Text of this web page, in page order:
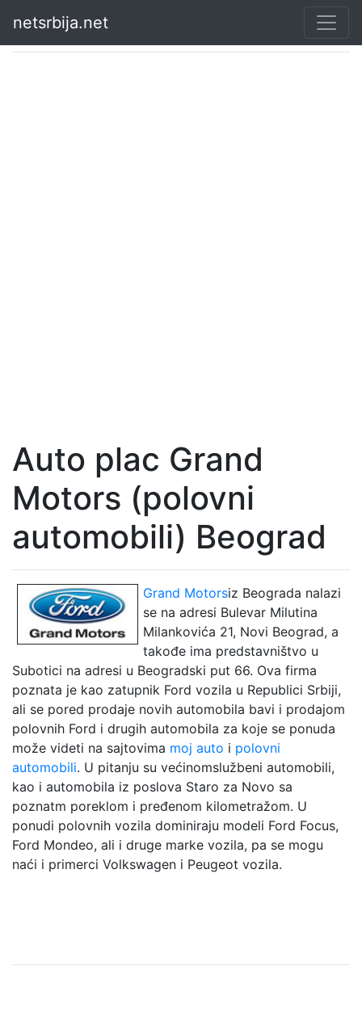
netsrbija.net
Auto plac Grand
Motors (polovni
automobili) Beograd
Grand Motorsiz Beograda nalazi
se na adresi Bulevar Milutina
Milankovića 21, Novi Beograd, a
takođe ima predstavništvo u
Subotici na adresi u Beogradski put 66. Ova firma
poznata je kao zatupnik Ford vozila u Republici Srbiji,
ali se pored prodaje novih automobila bavi i prodajom
polovnih Ford i drugih automobila za koje se ponuda
može videti na sajtovima moj auto i polovni
automobili. U pitanju su većinomslužbeni automobili,
kao i automobila iz poslova Staro za Novo sa
poznatm poreklom i pređenom kilometražom. U
ponudi polovnih vozila dominiraju modeli Ford Focus,
Ford Mondeo, ali i druge marke vozila, pa se mogu
naći i primerci Volkswagen i Peugeot vozila.